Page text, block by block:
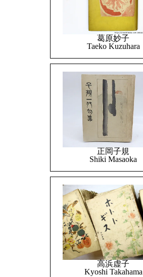
葛原妙子
Taeko Kuzuhara
正岡子規
Shiki Masaoka
高浜虚子
Kyoshi Takahama